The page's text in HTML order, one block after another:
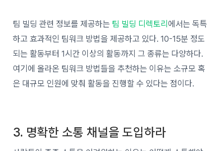
팀 빌딩 관련 정보를 제공하는 팀 빌딩 디렉토리 에서는 독특
하고 효과적인 팀워크 방법을 제공하고 있다. 10-15분 정도
되는 활동부터 1시간 이상의 활동까지 그 종류는 다양하다.
여기에 올라온 팀워크 방법들을 추천하는 이유는 소규모 혹
은 대규모 인원에 맞춰 활동을 진행할 수 있다는 점이다.
3. 명확한 소통 채널을 도입하라